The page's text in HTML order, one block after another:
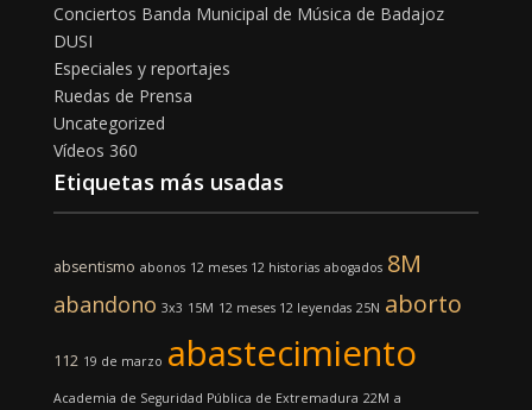
Conciertos Banda Municipal de Música de Badajoz
DUSI
Especiales y reportajes
Ruedas de Prensa
Uncategorized
Vídeos 360
Etiquetas más usadas
absentismo abonos 12 meses 12 historias abogados 8M
abandono 3x3 15M 12 meses 12 leyendas 25N aborto
112 19 de marzo abastecimiento
Academia de Seguridad Pública de Extremadura 22M a